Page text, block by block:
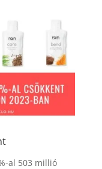
al 503 millió